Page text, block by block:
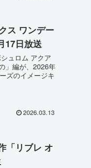
ス ワンデー
17日放送
ュロム アクア
」編が、2026年
ズのイメージキ
2026.03.13
「リブレ オ